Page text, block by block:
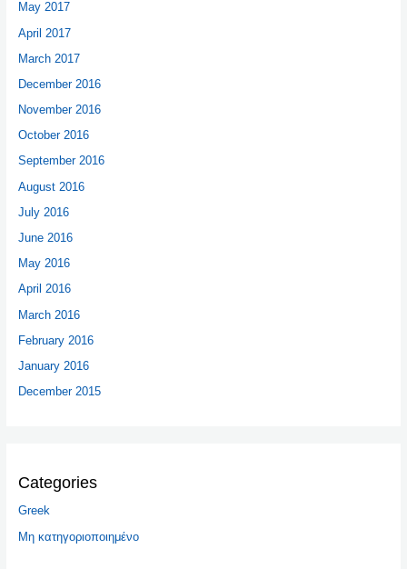
May 2017
April 2017
March 2017
December 2016
November 2016
October 2016
September 2016
August 2016
July 2016
June 2016
May 2016
April 2016
March 2016
February 2016
January 2016
December 2015
Categories
Greek
Μη κατηγοριοποιημένο